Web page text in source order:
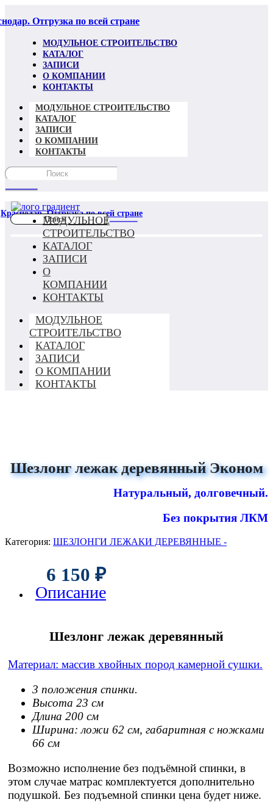
Отгрузка по всей стране
МОДУЛЬНОЕ СТРОИТЕЛЬСТВО
КАТАЛОГ
ЗАПИСИ
О КОМПАНИИ
КОНТАКТЫ
МОДУЛЬНОЕ СТРОИТЕЛЬСТВО
КАТАЛОГ
ЗАПИСИ
О КОМПАНИИ
КОНТАКТЫ
Краснодар. Отгрузка по всей стране
МОДУЛЬНОЕ
СТРОИТЕЛЬСТВО
КАТАЛОГ
ЗАПИСИ
О
КОМПАНИИ
КОНТАКТЫ
МОДУЛЬНОЕ
СТРОИТЕЛЬСТВО
КАТАЛОГ
ЗАПИСИ
О КОМПАНИИ
КОНТАКТЫ
Шезлонг лежак деревянный Эконом
Натуральный, долговечный.
Без покрытия ЛКМ
Категория: ШЕЗЛОНГИ ЛЕЖАКИ ДЕРЕВЯННЫЕ -
6 150 ₽
Описание
Шезлонг лежак деревянный
Материал: массив хвойных пород камерной сушки.
3 положения спинки.
Высота 23 см
Длина 200 см
Ширина: ложи 62 см, габаритная с ножками
66 см
Возможно исполнение без подъёмной спинки, в
этом случае матрас комплектуется дополнительно
подушкой. Без подъемной спинки цена будет ниже.